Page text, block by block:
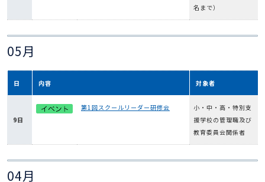
名まで）
05月
日 内容 対象者
9日
第1回スクールリーダー研修会
小・中・高・特別支
援学校の管理職及び
教育委員会関係者
04月